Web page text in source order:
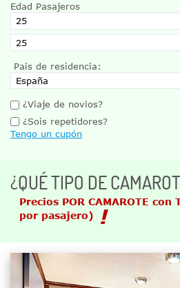
Edad Pasajeros
Pais de residencia:
¿Viaje de novios?
¿Sois repetidores?
Tengo un cupón
¿QUÉ TIPO DE
Precios POR CAMAROTE
por pasajero)